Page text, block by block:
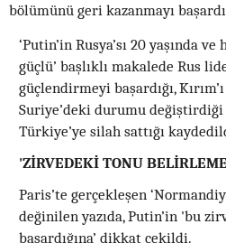
bölümünü geri kazanmayı
‘Putin’in Rusya’sı 20 yaşında
güçlü’ başlıklı makalede Rus
güçlendirmeyi başardığı,
Suriye’deki durumu değiştirdiği
Türkiye’ye silah sattığı
'ZİRVEDEKİ TONU
Paris’te gerçekleşen
değinilen yazıda, Putin’in 'bu
başardığına’ dikkat çekildi.